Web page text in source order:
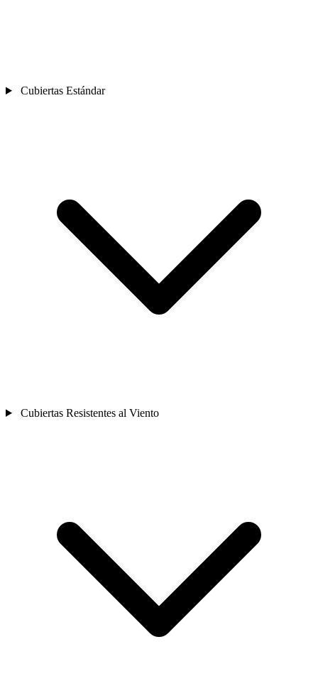
Cubiertas Estándar
Cubiertas Resistentes al Viento